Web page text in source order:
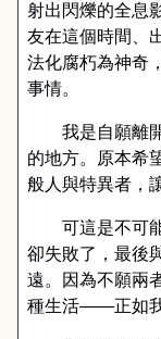
射出閃爍的全息
友在這個時間、
法化腐朽為神奇
事情。
我是自願離
的地方。原本希
般人與特異者，
可這是不可
卻失敗了，最後
遠。因為不願兩
種生活——正如